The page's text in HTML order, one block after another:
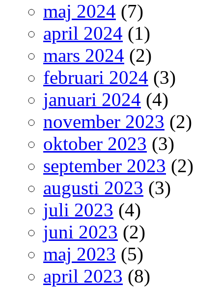
maj 2024 (7)
april 2024 (1)
mars 2024 (2)
februari 2024 (3)
januari 2024 (4)
november 2023 (2)
oktober 2023 (3)
september 2023 (2)
augusti 2023 (3)
juli 2023 (4)
juni 2023 (2)
maj 2023 (5)
april 2023 (8)